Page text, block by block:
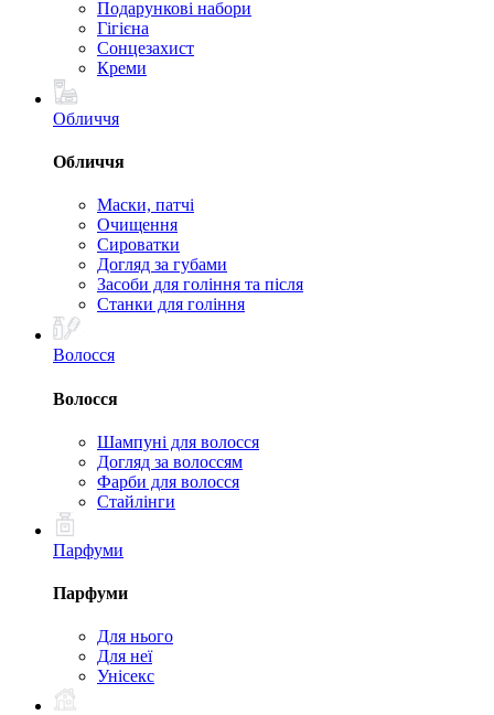
Подарункові набори
Гігієна
Сонцезахист
Креми
Обличчя
Обличчя
Маски, патчі
Очищення
Сироватки
Догляд за губами
Засоби для гоління та після
Станки для гоління
Волосся
Волосся
Шампуні для волосся
Догляд за волоссям
Фарби для волосся
Стайлінги
Парфуми
Парфуми
Для нього
Для неї
Унісекс